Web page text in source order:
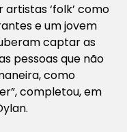
‘folk’ como
e um jovem
captar as
pessoas que não
como
completou, em